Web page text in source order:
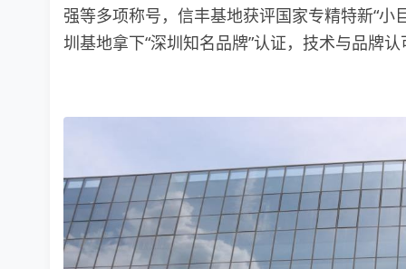
强等多项称号，信丰基地获评国家专精特新“小
圳基地拿下“深圳知名品牌”认证，技术与品牌